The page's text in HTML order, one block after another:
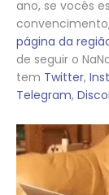
ano, se vocês
página da
de seguir o
tem Twitter,
Telegram,